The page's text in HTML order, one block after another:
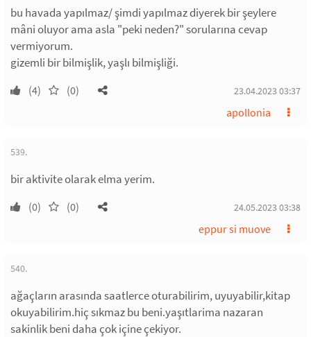
bu havada yapılmaz/ şimdi yapılmaz diyerek bir şeylere
mâni oluyor ama asla "peki neden?" sorularına cevap
vermiyorum.
gizemli bir bilmişlik, yaşlı bilmişliği.
(4) (0) 23.04.2023 03:37
apollonia
539.
bir aktivite olarak elma yerim.
(0) (0) 24.05.2023 03:38
eppur si muove
540.
ağaçların arasında saatlerce oturabilirim, uyuyabilir,kitap
okuyabilirim.hiç sıkmaz bu beni.yaşıtlarima nazaran
sakinlik beni daha çok içine çekiyor.